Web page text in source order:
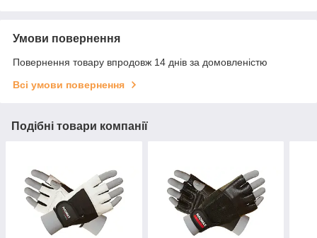
Умови повернення
Повернення товару впродовж 14 днів за домовленістю
Всі умови повернення
Подібні товари компанії